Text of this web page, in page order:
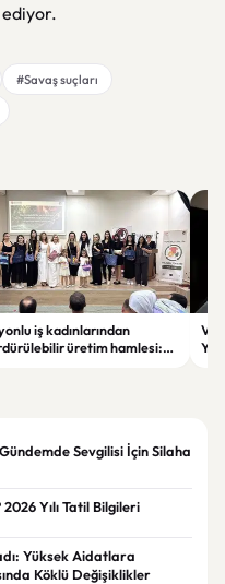
#Savaş suçları
iş kadınlarından
üretim hamlesi:
Sevgilisi İçin Silaha
Yılı Tatil Bilgileri
Yüksek Aidatlara
Köklü Değişiklikler